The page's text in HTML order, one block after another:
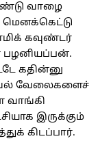
வாழை
கவுண்டர்
பழனியப்பன்.
கதின்னு
வேலைகளைச்
வாங்கி
இருக்கும்
கிடப்பார்.